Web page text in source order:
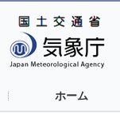
ホーム